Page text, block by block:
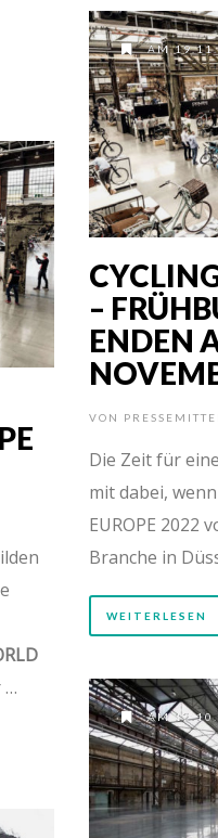
AM
–
ENDEN
VON
Die Zeit für
mit dabei,
EUROPE 2022
Branche in
WEITERLESEN
…
AM